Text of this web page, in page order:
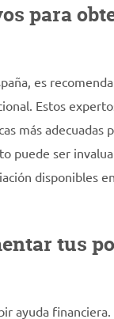
para
es
Estos
más adecuadas
puede ser
disponibles
tus
ayuda